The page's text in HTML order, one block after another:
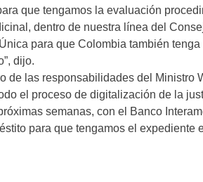
que tengamos la evaluación
dentro de nuestra línea del
para que Colombia también
dijo.
de las responsabilidades del Ministro
el proceso de digitalización de la
semanas, con el Banco
para que tengamos el expediente